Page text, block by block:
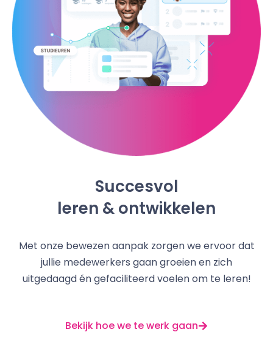
Succesvol
leren & ontwikkelen
Met onze bewezen aanpak zorgen we ervoor dat
jullie medewerkers gaan groeien en zich
uitgedaagd én gefaciliteerd voelen om te leren!
Bekijk hoe we te werk gaan